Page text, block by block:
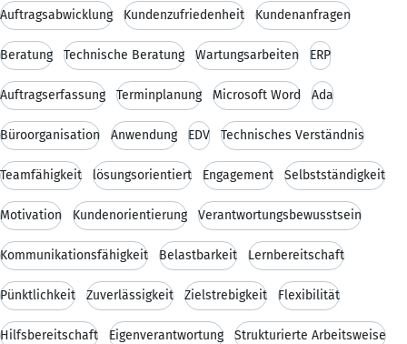
Auftragsabwicklung Kundenzufriedenheit Kundenanfragen
Beratung Technische Beratung Wartungsarbeiten ERP
Auftragserfassung Terminplanung Microsoft Word Ada
Büroorganisation Anwendung EDV Technisches Verständnis
Teamfähigkeit lösungsorientiert Engagement Selbstständigkeit
Motivation Kundenorientierung Verantwortungsbewusstsein
Kommunikationsfähigkeit Belastbarkeit Lernbereitschaft
Pünktlichkeit Zuverlässigkeit Zielstrebigkeit Flexibilität
Hilfsbereitschaft Eigenverantwortung Strukturierte Arbeitsweise